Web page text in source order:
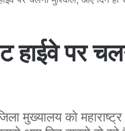
हाईवे पर
मुख्यालय को